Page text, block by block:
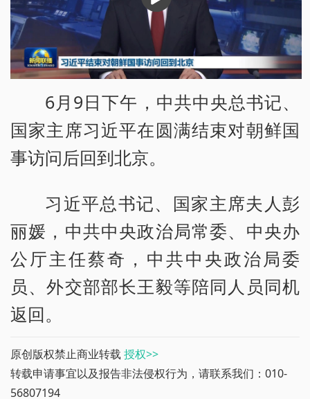
6月9日下午，中共中央总书记、
国家主席习近平在圆满结束对朝鲜国
事访问后回到北京。
习近平总书记、国家主席夫人彭
丽媛，中共中央政治局常委、中央办
公厅主任蔡奇，中共中央政治局委
员、外交部部长王毅等陪同人员同机
返回。
原创版权禁止商业转载 授权>>
转载申请事宜以及报告非法侵权行为，请联系我们：010-
56807194